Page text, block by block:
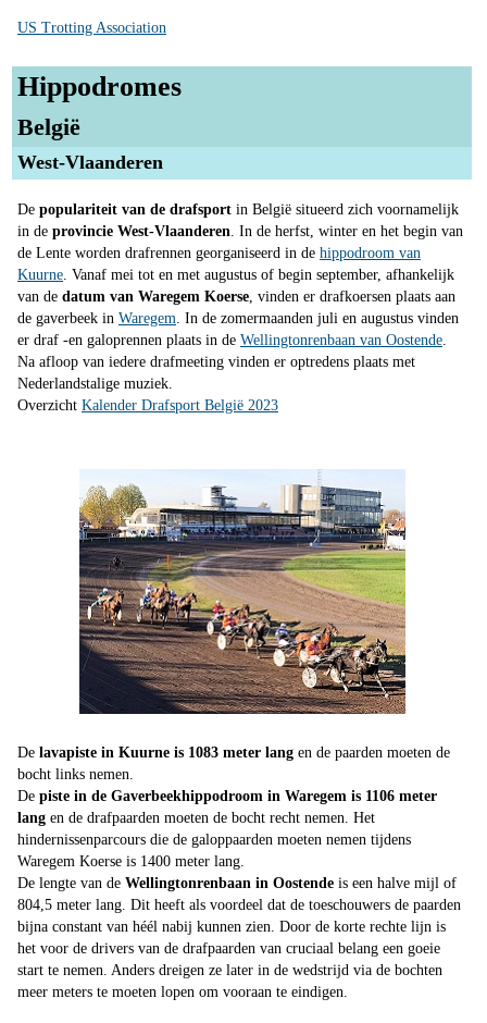
US Trotting Association
Hippodromes
België
West-Vlaanderen
De populariteit van de drafsport in België situeerd zich voornamelijk
in de provincie West-Vlaanderen . In de herfst, winter en het begin van
de Lente worden drafrennen georganiseerd in de hippodroom van
Kuurne . Vanaf mei tot en met augustus of begin september, afhankelijk
van de datum van Waregem Koerse , vinden er drafkoersen plaats aan
de gaverbeek in Waregem . In de zomermaanden juli en augustus vinden
er draf -en galoprennen plaats in de Wellingtonrenbaan van Oostende
Na afloop van iedere drafmeeting vinden er optredens plaats met
Nederlandstalige muziek.
Overzicht Kalender Drafsport België 2023
De lavapiste in Kuurne is 1083 meter lang en de paarden moeten de
bocht links nemen.
De piste in de Gaverbeekhippodroom in Waregem is 1106 meter
lang en de drafpaarden moeten de bocht recht nemen. Het
hindernissenparcours die de galoppaarden moeten nemen tijdens
Waregem Koerse is 1400 meter lang.
De lengte van de Wellingtonrenbaan in Oostende is een halve mijl of
804,5 meter lang. Dit heeft als voordeel dat de toeschouwers de paarden
bijna constant van héél nabij kunnen zien. Door de korte rechte lijn is
het voor de drivers van de drafpaarden van cruciaal belang een goeie
start te nemen. Anders dreigen ze later in de wedstrijd via de bochten
meer meters te moeten lopen om vooraan te eindigen.